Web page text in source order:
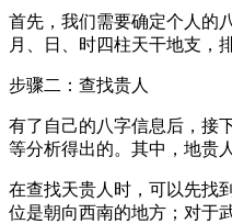
首先，我们需要确定个人的
月、日、时四柱天干地支，
步骤二：查找贵人
有了自己的八字信息后，接
等分析得出的。其中，地贵
在查找天贵人时，可以先找
位是朝向西南的地方；对于